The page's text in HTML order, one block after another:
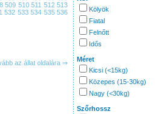
509 510 511 512 513
532 533534 535536
az állat oldalára ⇒
Kölyök
Fiatal
Felnőtt
Idős
Méret
Kicsi (<15kg)
Közepes (15-30kg)
Nagy (<30kg)
Szőrhossz